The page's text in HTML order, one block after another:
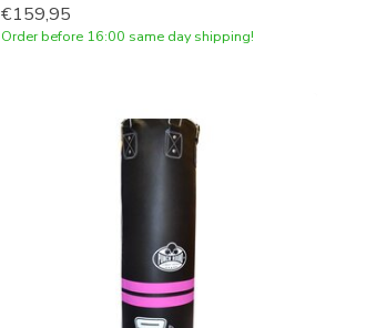
€159,95
Order before 16:00 same day shipping!